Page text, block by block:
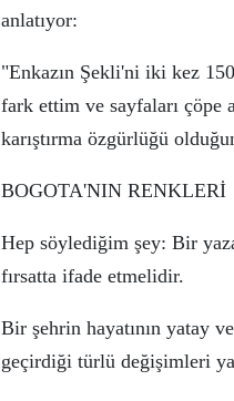
anlatıyor:
"Enkazın Şekli'ni iki kez
fark ettim ve sayfaları çöpe
karıştırma özgürlüğü
BOGOTA'NIN RENKLERİ
Hep söylediğim şey: Bir
fırsatta ifade etmelidir.
Bir şehrin hayatının yatay
geçirdiği türlüdeğişimleri